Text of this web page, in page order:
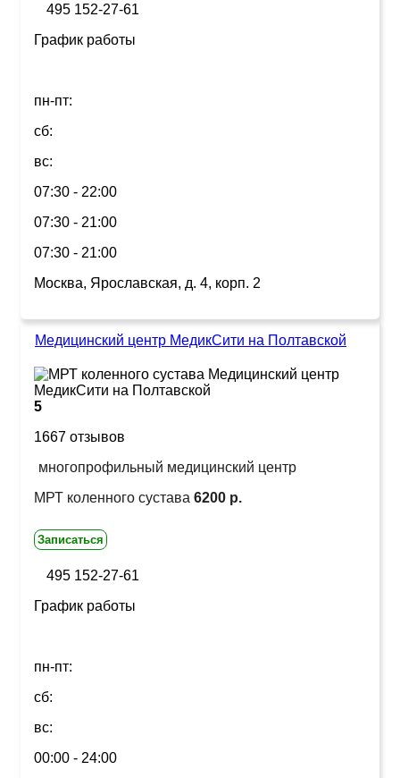
495 152-27-61
График работы
пн-пт:
сб:
вс:
07:30 - 22:00
07:30 - 21:00
07:30 - 21:00
Москва, Ярославская, д. 4, корп. 2
Медицинский центр МедикСити на Полтавской
5
1667 отзывов
многопрофильный медицинский центр
МРТ коленного сустава 6200 р.
Записаться
495 152-27-61
График работы
пн-пт:
сб:
вс:
00:00 - 24:00